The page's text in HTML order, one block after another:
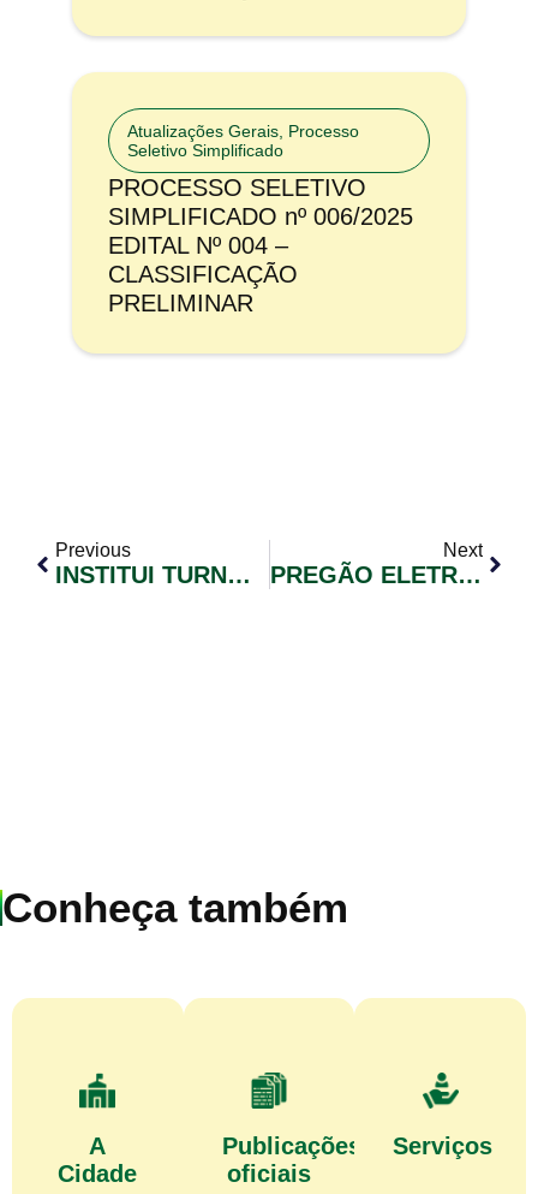
Atualizações Gerais Processo
Seletivo Simplificado
PROCESSO SELETIVO
SIMPLIFICADO nº 006/2025
EDITAL Nº 004 –
CLASSIFICAÇÃO
PRELIMINAR
Previous
INSTITUI TURNO ÚNICO
Next
PREGÃO ELETRÔNICO N° 055/2019
Conheça também
A
Cidade
Publicações
oficiais
Serviços